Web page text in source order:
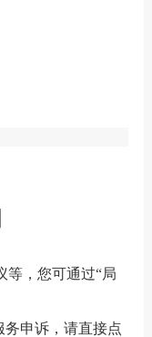
等，您可通过“局
申诉，请直接点